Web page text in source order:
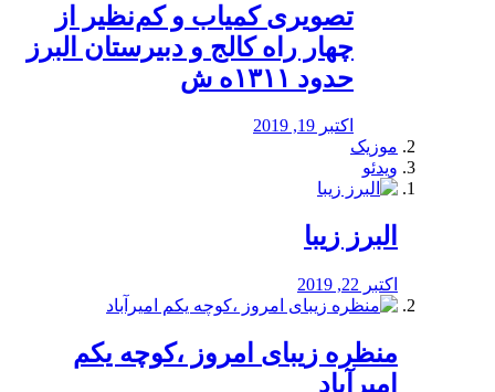
️تصویری کمیاب و کم‌نظیر از
چهار راه كالج و دبيرستان البرز
حدود ۱۳۱۱ه ش
اکتبر 19, 2019
موزیک
ویدئو
البرز زیبا
اکتبر 22, 2019
منظره‌‌ زیبای امروز ،کوچه یکم
امیرآباد